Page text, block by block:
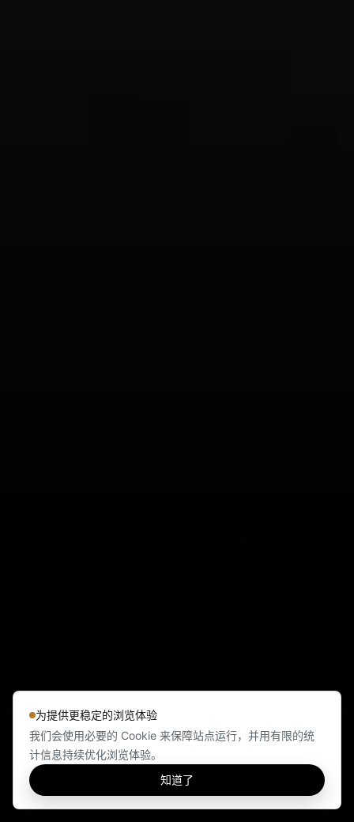
为提供更稳定的浏览体验
我们会使用必要的 Cookie 来保障站点运行，并用有限的统
计信息持续优化浏览体验。
知道了